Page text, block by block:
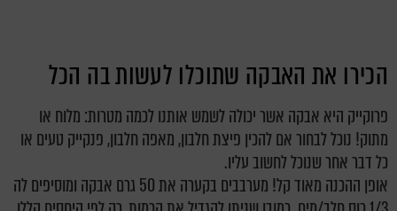
הכירו את האבקה שתוכלו לעשות בה הכל
פרוקייק היא אבקה אשר יכולה לשמש אותנו לכמה מטרות: מלוח או
מתוק! נוכל לבחור אם להכין פיצת חלבון, מאפה חלבון, פנקייק טעים או
כל דבר אחר שנוכל לחשוב עליו.
אופן ההכנה מאוד קל! מערבבים בקערה את 50 גרם אבקה ומוסיפים לה